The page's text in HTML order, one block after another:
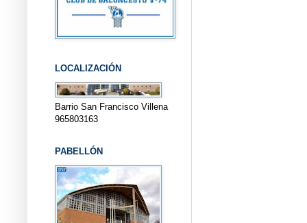
LOCALIZACIÓN
Barrio San Francisco Villena
965803163
PABELLÓN